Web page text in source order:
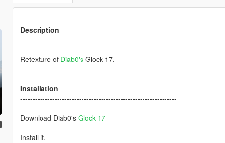
----------------------------------------------------------------
Description
----------------------------------------------------------------
Retexture of Diab0'sGlock 17.
----------------------------------------------------------------
Installation
----------------------------------------------------------------
Download Diab0's Glock 17
Install it.